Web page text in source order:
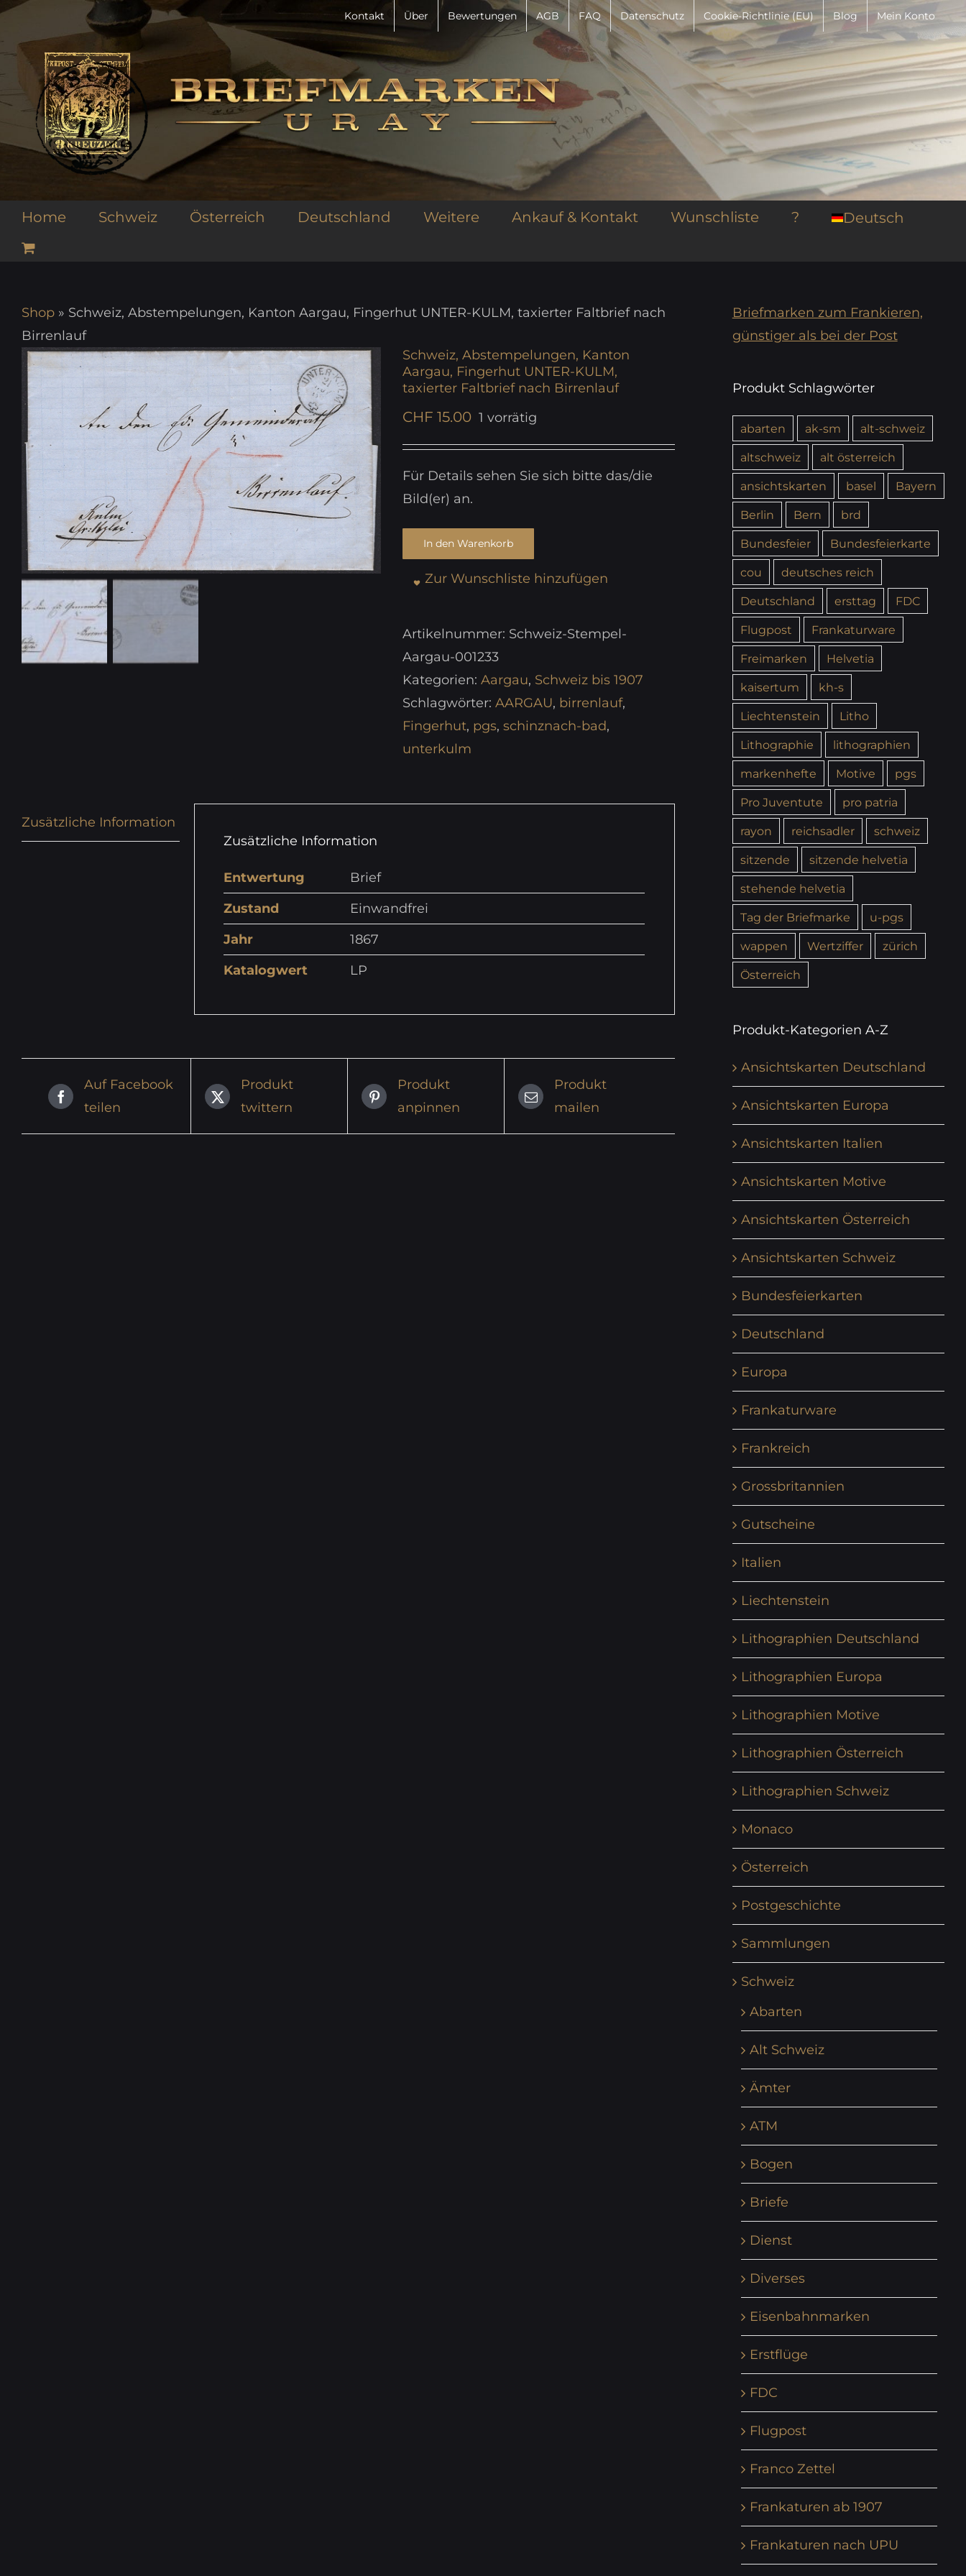
Zum
springen
Kontakt Über Bewertungen AGB FAQ Datenschutz Cookie-Richtlinie (EU) Blog Mein Konto
Home Schweiz Österreich Deutschland Weitere Ankauf & Kontakt Wunschliste ? Deutsch
Shop » Schweiz, Abstempelungen, Kanton Aargau, Fingerhut UNTER-KULM, taxierter Faltbrief nach
Birrenlauf
Schweiz, Abstempelungen, Kanton
Aargau, Fingerhut UNTER-KULM,
taxierter Faltbrief nach Birrenlauf
CHF 15.00 1 vorrätig
Für Details sehen Sie sich bitte das/die
Bild(er) an.
In den Warenkorb
Zur Wunschliste hinzufügen
Artikelnummer: Schweiz-Stempel-
Aargau-001233
Kategorien: Aargau, Schweiz bis 1907
Schlagwörter: AARGAU, birrenlauf,
Fingerhut, pgs, schinznach-bad,
unterkulm
Zusätzliche Information
Zusätzliche Information
Entwertung
Brief
Zustand
Einwandfrei
Jahr
1867
Katalogwert
LP
Auf Facebook
teilen
Produkt
twittern
Produkt
anpinnen
Produkt
mailen
Briefmarken zum Frankieren,
günstiger als bei der Post
Produkt Schlagwörter
abarten ak-sm
alt-schweiz
altschweiz
alt österreich
ansichtskarten
basel
Bayern
Berlin
Bern
brd
Bundesfeier
Bundesfeierkarte
cou
deutsches reich
Deutschland
ersttag
FDC
Flugpost
Frankaturware
Freimarken
Helvetia
kaisertum
kh-s
Liechtenstein
Litho
Lithographie
lithographien
markenhefte
Motive
pgs
Pro Juventute
pro patria
rayon
reichsadler
schweiz
sitzende
sitzende helvetia
stehende helvetia
Tag der Briefmarke
u-pgs
wappen
Wertziffer
zürich
Österreich
Produkt-Kategorien A-Z
Ansichtskarten Deutschland
Ansichtskarten Europa
Ansichtskarten Italien
Ansichtskarten Motive
Ansichtskarten Österreich
Ansichtskarten Schweiz
Bundesfeierkarten
Deutschland
Europa
Frankaturware
Frankreich
Grossbritannien
Gutscheine
Italien
Liechtenstein
Lithographien Deutschland
Lithographien Europa
Lithographien Motive
Lithographien Österreich
Lithographien Schweiz
Monaco
Österreich
Postgeschichte
Sammlungen
Schweiz
Abarten
Alt Schweiz
Ämter
ATM
Bogen
Briefe
Dienst
Diverses
Eisenbahnmarken
Erstflüge
FDC
Flugpost
Franco Zettel
Frankaturen ab 1907
Frankaturen nach UPU